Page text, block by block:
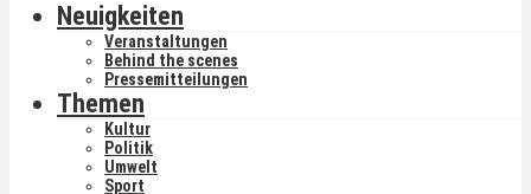
Neuigkeiten
Veranstaltungen
Behind the scenes
Pressemitteilungen
Themen
Kultur
Politik
Umwelt
Sport